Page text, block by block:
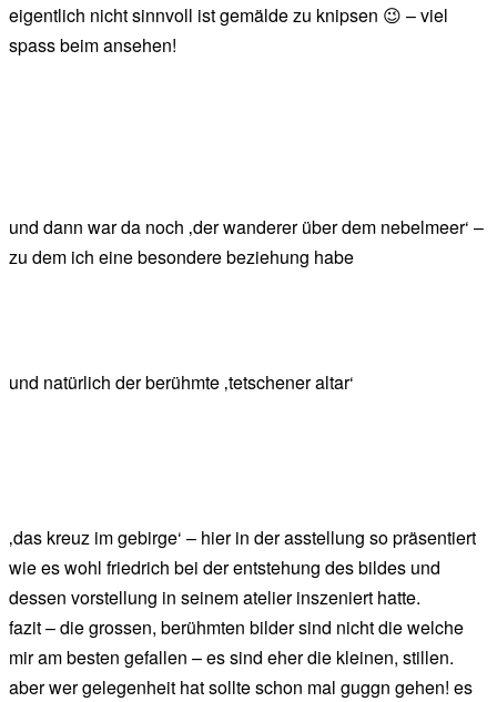
eigentlich nicht sinnvoll ist gemälde zu knipsen 😉 – viel
spass beim ansehen!
und dann war da noch ‚der wanderer über dem nebelmeer‘ –
zu dem ich eine besondere beziehung habe
und natürlich der berühmte ‚tetschener altar‘
‚das kreuz im gebirge‘ – hier in der asstellung so präsentiert
wie es wohl friedrich bei der entstehung des bildes und
dessen vorstellung in seinem atelier inszeniert hatte.
fazit – die grossen, berühmten bilder sind nicht die welche
mir am besten gefallen – es sind eher die kleinen, stillen.
aber wer gelegenheit hat sollte schon mal guggn gehen! es